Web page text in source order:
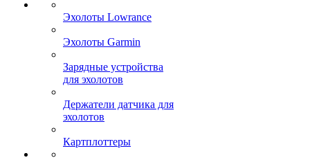
Эхолоты Lowrance
Эхолоты Garmin
Зарядные устройства
для эхолотов
Держатели датчика для
эхолотов
Картплоттеры